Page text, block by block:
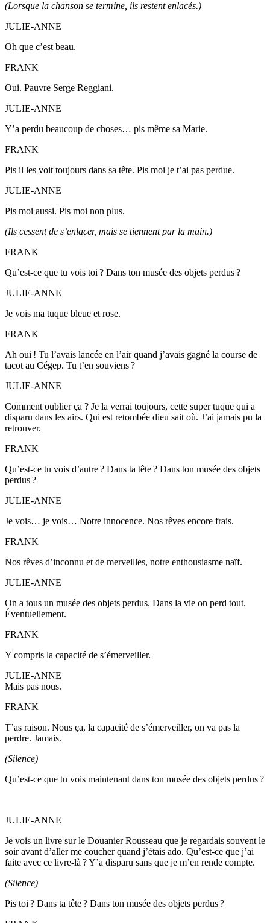
(Lorsque la chanson se termine, ils restent enlacés.)
JULIE-ANNE
Oh que c’est beau.
FRANK
Oui. Pauvre Serge Reggiani.
JULIE-ANNE
Y’a perdu beaucoup de choses… pis même sa Marie.
FRANK
Pis il les voit toujours dans sa tête. Pis moi je t’ai pas perdue.
JULIE-ANNE
Pis moi aussi. Pis moi non plus.
(Ils cessent de s’enlacer, mais se tiennent par la main.)
FRANK
Qu’est-ce que tu vois toi ? Dans ton musée des objets perdus ?
JULIE-ANNE
Je vois ma tuque bleue et rose.
FRANK
Ah oui ! Tu l’avais lancée en l’air quand j’avais gagné la course de
tacot au Cégep. Tu t’en souviens ?
JULIE-ANNE
Comment oublier ça ? Je la verrai toujours, cette super tuque qui a
disparu dans les airs. Qui est retombée dieu sait où. J’ai jamais pu la
retrouver.
FRANK
Qu’est-ce tu vois d’autre ? Dans ta tête ? Dans ton musée des objets
perdus ?
JULIE-ANNE
Je vois… je vois… Notre innocence. Nos rêves encore frais.
FRANK
Nos rêves d’inconnu et de merveilles, notre enthousiasme naïf.
JULIE-ANNE
On a tous un musée des objets perdus. Dans la vie on perd tout.
Éventuellement.
FRANK
Y compris la capacité de s’émerveiller.
JULIE-ANNE
Mais pas nous.
FRANK
T’as raison. Nous ça, la capacité de s’émerveiller, on va pas la
perdre. Jamais.
(Silence)
Qu’est-ce que tu vois maintenant dans ton musée des objets perdus ?
JULIE-ANNE
Je vois un livre sur le Douanier Rousseau que je regardais souvent le
soir avant d’aller me coucher quand j’étais ado. Qu’est-ce que j’ai
faite avec ce livre-là ? Y’a disparu sans que je m’en rende compte.
(Silence)
Pis toi ? Dans ta tête ? Dans ton musée des objets perdus ?